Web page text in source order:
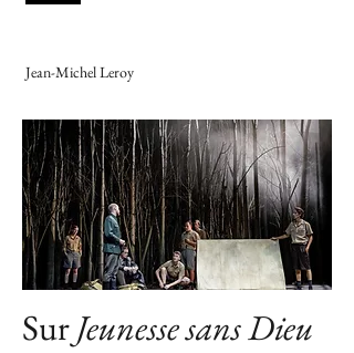
Jean-Michel Leroy
SurJeunesse sans Dieu